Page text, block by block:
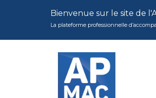
Bienvenue sur le site de
La plateforme professionnelle